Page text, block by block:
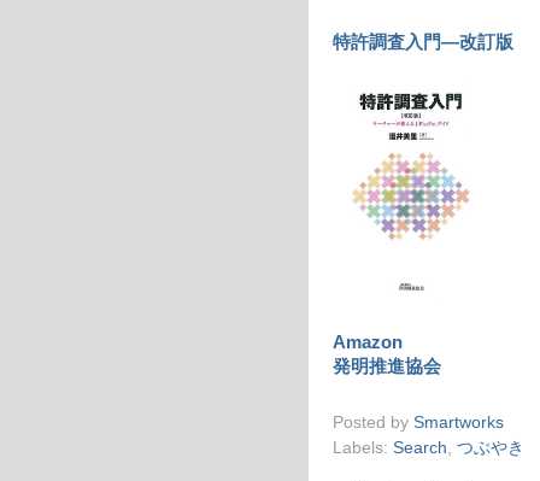
特許調査入門―改訂版
Amazon
発明推進協会
Posted by Smartworks
Labels: Search, つぶやき